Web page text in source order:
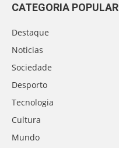
CATEGORIA POPULAR
Destaque
Noticias
Sociedade
Desporto
Tecnologia
Cultura
Mundo